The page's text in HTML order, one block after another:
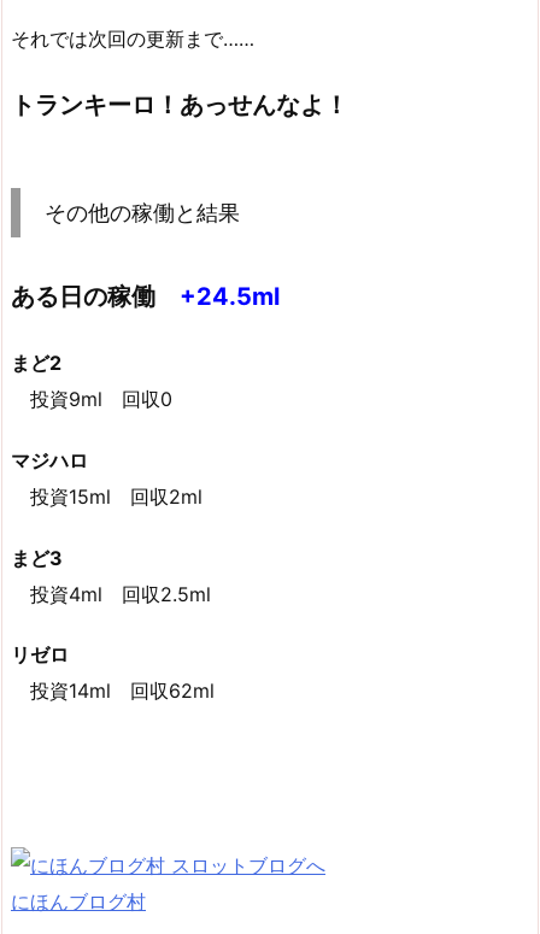
それでは次回の更新まで……
トランキーロ！あっせんなよ！
その他の稼働と結果
ある日の稼働 +24.5ml
まど2
投資9ml 回収0
マジハロ
投資15ml 回収2ml
まど3
投資4ml 回収2.5ml
リゼロ
投資14ml 回収62ml
にほんブログ村